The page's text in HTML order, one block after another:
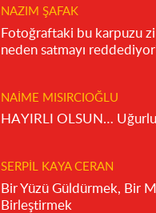
NAZIM ŞAFAK
Fotoğraftaki bu karpuzu
neden satmayı
NAIME MISIRCIOĞLU
HAYIRLI
SERPIL KAYA CERAN
Bir Yüzü Güldürmek, Bir
Birleştirmek